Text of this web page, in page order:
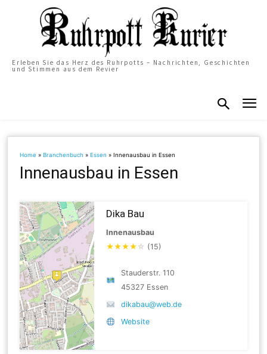
Erleben Sie das Herz des Ruhrpotts – Nachrichten, Geschichten
und Stimmen aus dem Revier
Home »Branchenbuch »Essen »Innenausbau in Essen
Innenausbau in Essen
Dika Bau
Innenausbau
★★★★ ☆ (15)
Stauderstr. 110
45327 Essen
dikabau@web.de
Website